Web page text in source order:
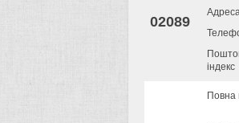
02089
індекс
Повна